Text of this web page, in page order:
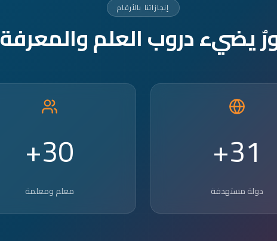
إنجازاتنا بالأرقام
يضيء دروب العلم والمعرفة
31+
دولة مستهدفة
30+
معلم ومعلمة